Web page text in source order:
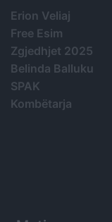
Erion Veliaj
Free Esim
Zgjedhjet 2025
Belinda Balluku
SPAK
Kombëtarja